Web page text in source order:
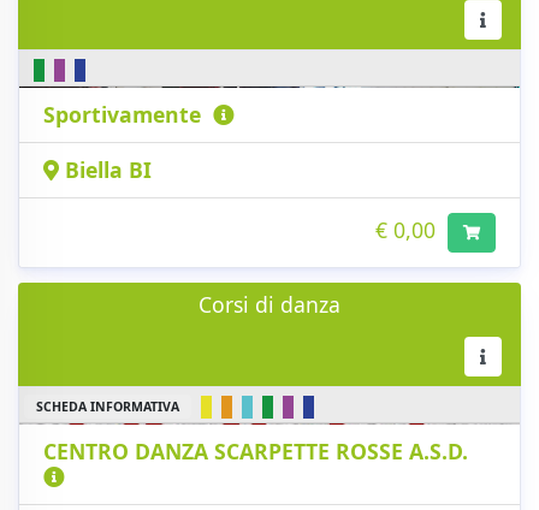
Sportivamente
Biella BI
€ 0,00
Corsi di danza
SCHEDA INFORMATIVA
CENTRO DANZA SCARPETTE ROSSE A.S.D.